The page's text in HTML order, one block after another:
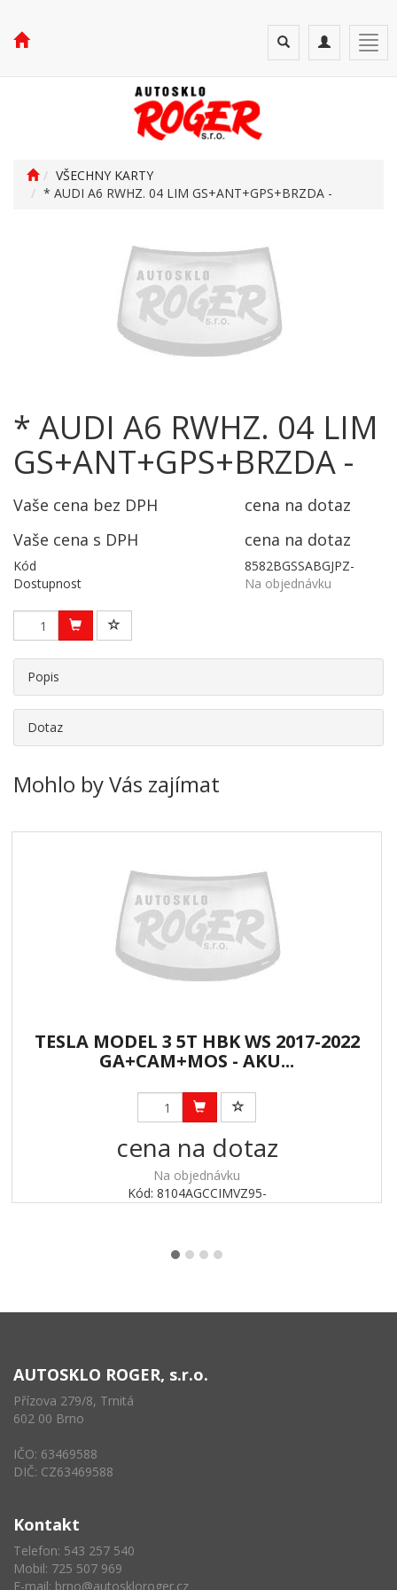
Toggle
navigation
Toggle
search
VŠECHNY KARTY
* AUDI A6 RWHZ. 04 LIM GS+ANT+GPS+BRZDA -
* AUDI A6 RWHZ. 04 LIM
GS+ANT+GPS+BRZDA -
Vaše cena bez DPH
cena na dotaz
Vaše cena s DPH
cena na dotaz
Kód
8582BGSSABGJPZ-
Dostupnost
Na objednávku
Popis
Dotaz
Mohlo by Vás zajímat
TESLA MODEL 3 5T HBK WS 2017-2022
GA+CAM+MOS - AKU...
cena na dotaz
Na objednávku
Kód: 8104AGCCIMVZ95-
AUTOSKLO ROGER, s.r.o.
Přízova 279/8, Trnitá
602 00 Brno
IČO: 63469588
DIČ: CZ63469588
Kontakt
Telefon: 543 257 540
Mobil: 725 507 969
E-mail: brno@autoskloroger.cz